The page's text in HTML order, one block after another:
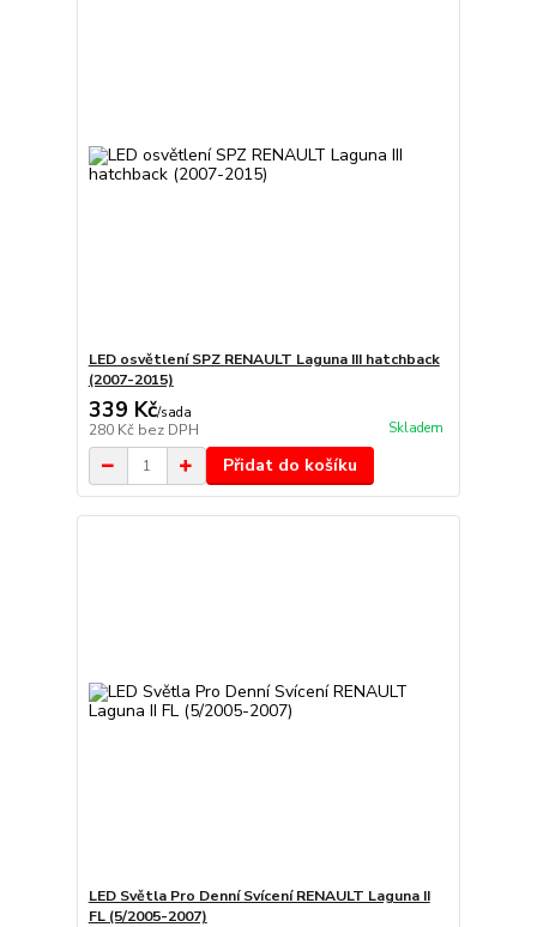
LED osvětlení SPZ RENAULT Laguna III hatchback
(2007-2015)
339 Kč/sada
280 Kč bez DPH Skladem
Přidat do košíku
LED Světla Pro Denní Svícení RENAULT Laguna II
FL (5/2005-2007)